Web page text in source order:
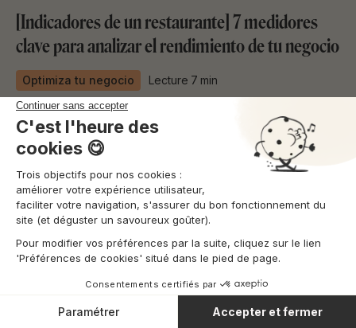
[Indicadores de un restaurante] 7 medidores
clave para analizar el rendimiento de tu negocio
Optimiza tu negocio Lecture 7 min
José Abascal 56, 2º, 28003,
Madrid, Espagne
32 Rue de Trévise, 75009
Quienes somos